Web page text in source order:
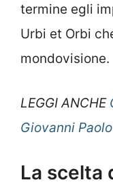
termine egli
Urbi et Orbi
mondovisione.
LEGGI ANCHE
Giovanni
La scelta